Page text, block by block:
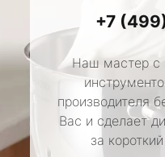
+7
Наш мастер с
производителя
Вас и сделает
за